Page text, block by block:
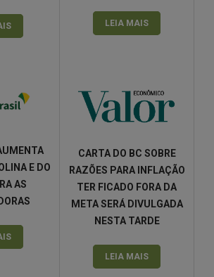
LEIA MAIS
E DO
AS
CARTA DO BC SOBRE
RAZÕES PARA INFLAÇÃO
TER FICADO FORA DA
META SERÁ DIVULGADA
NESTA TARDE
LEIA MAIS